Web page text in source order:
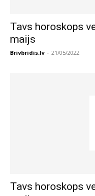
Tavs horoskops
maijs
Brivbridis.lv - 21/05/2022
Tavs horoskops